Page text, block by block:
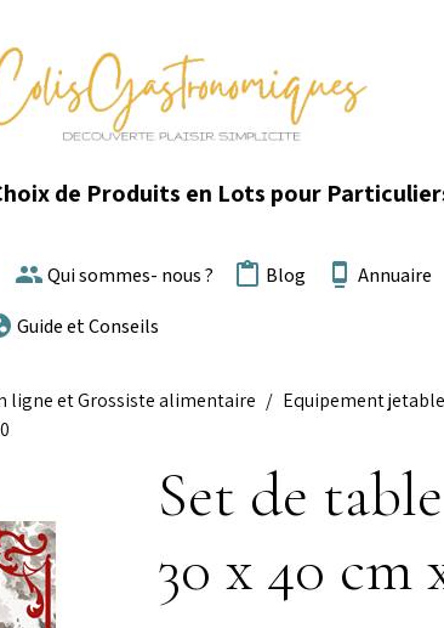
de Produits en Lots pour
Qui sommes- nous ? Blog Annuaire
Guide et Conseils
ligne et Grossiste alimentaire
Equipement
Set de
30 x 40 cm